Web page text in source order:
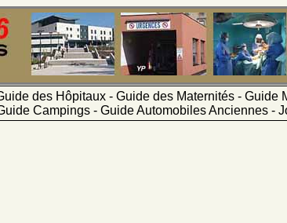
des Hôpitaux - Guide des Maternités -
Campings - Guide Automobiles Anciennes -